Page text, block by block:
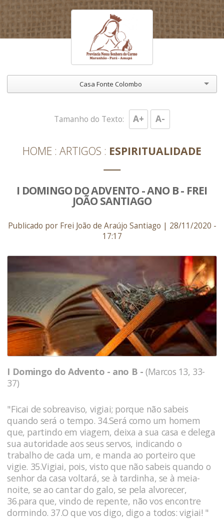
Casa Fonte Colombo
HOME ARTIGOS ESPIRITUALIDADE
Tamanho do Texto: A+ A-
I DOMINGO DO ADVENTO - ANO B - FREI
JOÃO SANTIAGO
Publicado por Frei João de Araújo Santiago | 28/11/2020 -
17:17
I Domingo do Advento - ano B - (Marcos 13, 33-
37)
"Ficai de sobreaviso, vigiai; porque não sabeis
quando será o tempo. 34.Será como um homem
que, partindo em viagem, deixa a sua casa e delega
sua autoridade aos seus servos, indicando o
trabalho de cada um, e manda ao porteiro que
vigie. 35.Vigiai, pois, visto que não sabeis quando o
senhor da casa voltará, se à tardinha, se à meia-
noite, se ao cantar do galo, se pela alvorecer,
36.para que, vindo de repente, não vos encontre
dormindo. 37.O que vos digo, digo a todos: vigiai! "